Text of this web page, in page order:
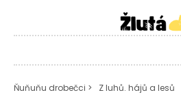
Ňuňuňu drobečci > Z luhů. hájů a lesů